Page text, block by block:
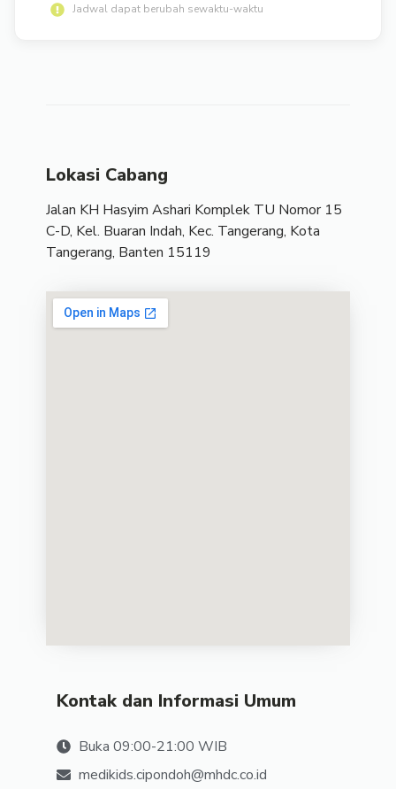
Jadwal dapat berubah sewaktu-waktu
Lokasi Cabang
Jalan KH Hasyim Ashari Komplek TU Nomor 15
C-D, Kel. Buaran Indah, Kec. Tangerang, Kota
Tangerang, Banten 15119
Kontak dan Informasi Umum
Buka 09:00-21:00 WIB
medikids.cipondoh@mhdc.co.id